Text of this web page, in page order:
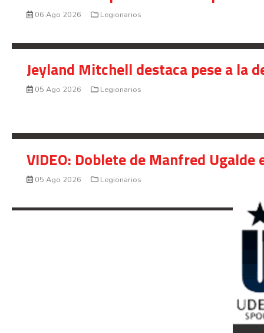
06 Ago 2026 Legionarios
Jeyland Mitchell destaca pese a la
05 Ago 2026 Legionarios
VIDEO: Doblete de Manfred
05 Ago 2026 Legionarios